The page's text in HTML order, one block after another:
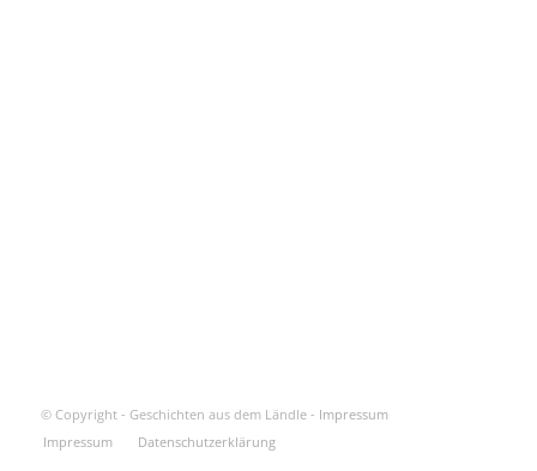
© Copyright - Geschichten aus dem Ländle - Impressum
Impressum
Datenschutzerklärung